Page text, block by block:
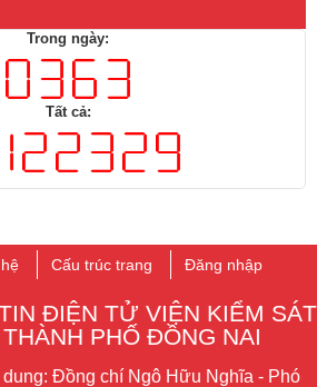
Trong ngày:
Tất cả:
Cấu trúc trang Đăng nhập
ĐIỆN TỬ VIỆN KIỂM SÁT
PHỐ ĐỒNG NAI
Đồng chí Ngô Hữu Nghĩa - Phó